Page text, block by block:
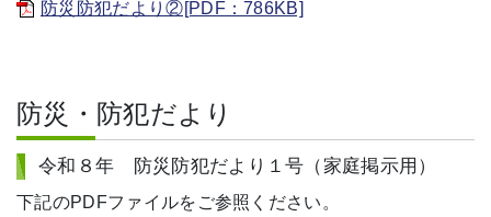
防災防犯だより②[PDF：786KB]
防災・防犯だより
令和８年 防災防犯だより１号（家庭掲示用）
下記のPDFファイルをご参照ください。